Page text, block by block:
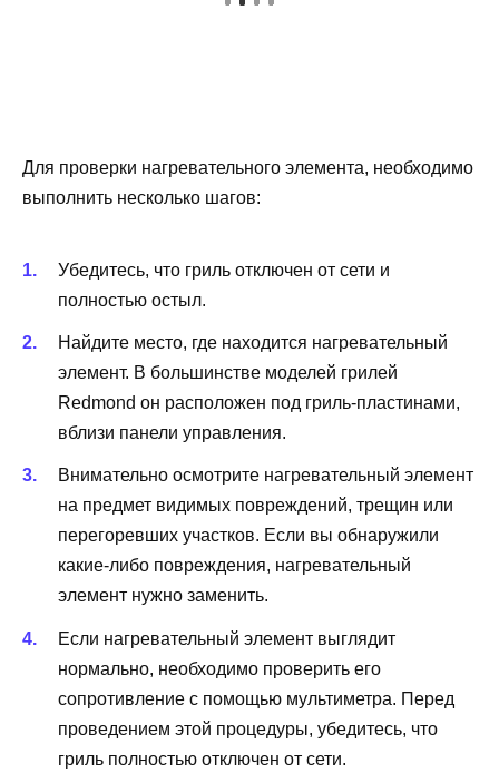
Для проверки нагревательного элемента, необходимо
выполнить несколько шагов:
Убедитесь, что гриль отключен от сети и
полностью остыл.
Найдите место, где находится нагревательный
элемент. В большинстве моделей грилей
Redmond он расположен под гриль-пластинами,
вблизи панели управления.
Внимательно осмотрите нагревательный элемент
на предмет видимых повреждений, трещин или
перегоревших участков. Если вы обнаружили
какие-либо повреждения, нагревательный
элемент нужно заменить.
Если нагревательный элемент выглядит
нормально, необходимо проверить его
сопротивление с помощью мультиметра. Перед
проведением этой процедуры, убедитесь, что
гриль полностью отключен от сети.